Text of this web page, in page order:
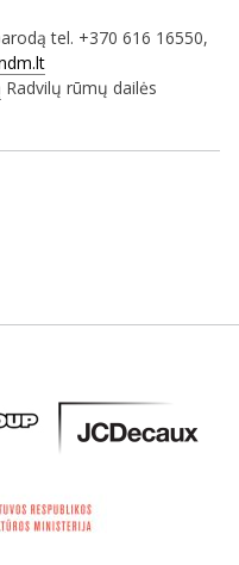
tel. +370 616 16550,
Radvilų rūmų dailės